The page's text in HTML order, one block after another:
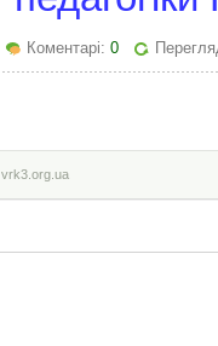
Коментарі: 0
vrk3.org.ua